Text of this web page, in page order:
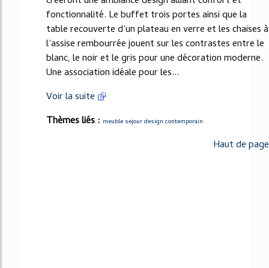
fonctionnalité. Le buffet trois portes ainsi que la
table recouverte d’un plateau en verre et les chaises à
l’assise rembourrée jouent sur les contrastes entre le
blanc, le noir et le gris pour une décoration moderne.
Une association idéale pour les...
Voir la suite
Thèmes liés : meuble sejour design contemporain
Haut de page